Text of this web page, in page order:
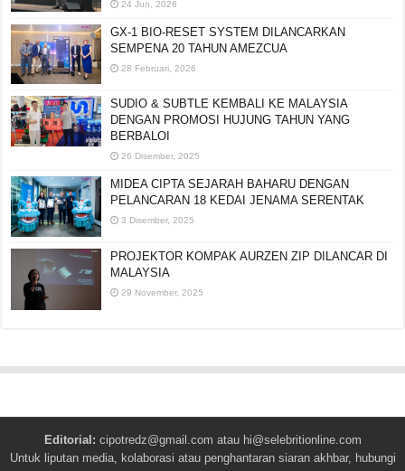
24 Jun, 2026
GX-1 BIO-RESET SYSTEM DILANCARKAN
SEMPENA 20 TAHUN AMEZCUA
28 Februari, 2026
SUDIO & SUBTLE KEMBALI KE MALAYSIA
DENGAN PROMOSI HUJUNG TAHUN YANG
BERBALOI
26 Disember, 2025
MIDEA CIPTA SEJARAH BAHARU DENGAN
PELANCARAN 18 KEDAI JENAMA SERENTAK
3 Disember, 2025
PROJEKTOR KOMPAK AURZEN ZIP DILANCAR DI
MALAYSIA
29 November, 2025
Editorial: cipotredz@gmail.com atau hi@selebritionline.com
Untuk liputan media, kolaborasi atau penghantaran siaran akhbar, hubungi